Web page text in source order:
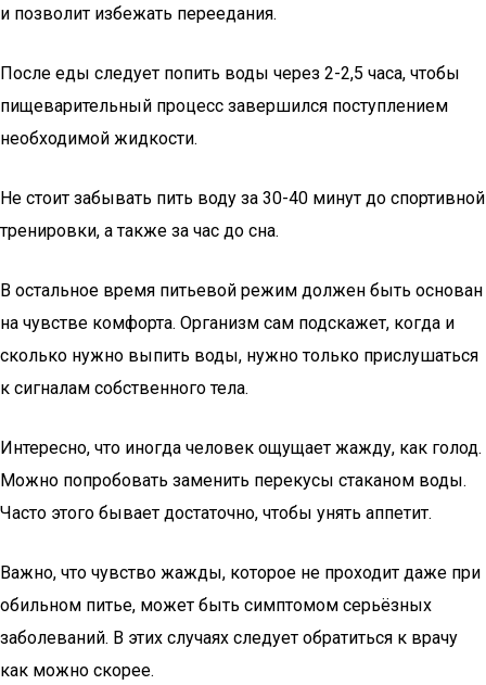
и позволит избежать переедания.
После еды следует попить воды через 2-2,5 часа, чтобы
пищеварительный процесс завершился поступлением
необходимой жидкости.
Не стоит забывать пить воду за 30-40 минут до спортивной
тренировки, а также за час до сна.
В остальное время питьевой режим должен быть основан
на чувстве комфорта. Организм сам подскажет, когда и
сколько нужно выпить воды, нужно только прислушаться
к сигналам собственного тела.
Интересно, что иногда человек ощущает жажду, как голод.
Можно попробовать заменить перекусы стаканом воды.
Часто этого бывает достаточно, чтобы унять аппетит.
Важно, что чувство жажды, которое не проходит даже при
обильном питье, может быть симптомом серьёзных
заболеваний. В этих случаях следует обратиться к врачу
как можно скорее.